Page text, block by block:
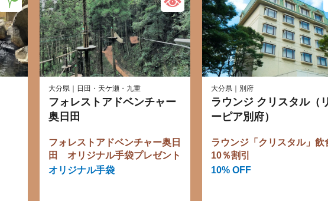
大分県｜日田・天ケ瀬・九重
フォレストアドベンチャー
奥日田
フォレストアドベンチャー奥日
田 オリジナル手袋プレゼント
オリジナル手袋
大分県｜別府
ラウンジ クリスタル（
ーピア別府）
ラウンジ「クリスタル」飲
10％割引
10% OFF